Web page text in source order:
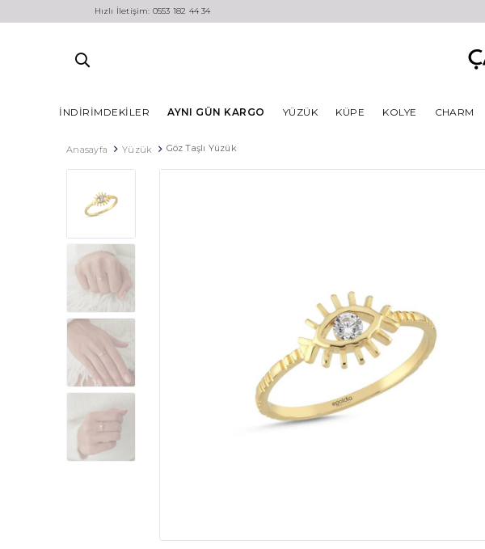
Hızlı İletişim: 0553 182 44 34
İNDIRIMDEKILER AYNI GÜN KARGO YÜZÜK KÜPE KOLYE CHARM
Anasayfa Yüzük Göz Taşlı Yüzük